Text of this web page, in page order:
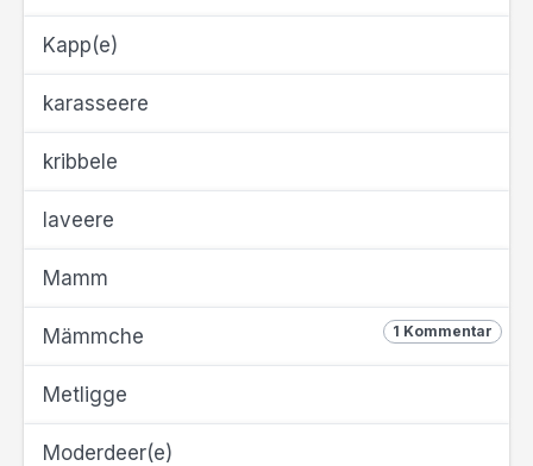
Kapp(e)
karasseere
kribbele
laveere
Mamm
1 Kommentar
Mämmche
Metligge
Moderdeer(e)